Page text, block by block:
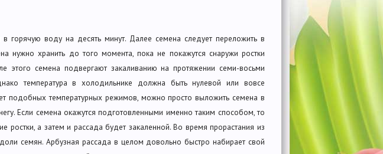
горячую воду на десять минут. Далее семена следует переложить в
нужно хранить до того момента, пока не покажутся снаружи ростки
этого семена подвергают закаливанию на протяжении семи-восьми
температура в холодильнике должна быть нулевой или вовсе
подобных температурных режимов, можно просто выложить семена в
Если семена окажутся подготовленными именно таким способом, то
ростки, а затем и рассада будет закаленной. Во время прорастания из
семян. Арбузная рассада в целом довольно быстро набирает свой